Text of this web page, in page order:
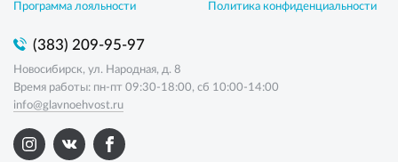
Программа лояльности Политика конфиденциальности
(383) 209-95-97
Новосибирск, ул. Народная, д. 8
Время работы: пн-пт 09:30-18:00, сб 10:00-14:00
info@glavnoehvost.ru